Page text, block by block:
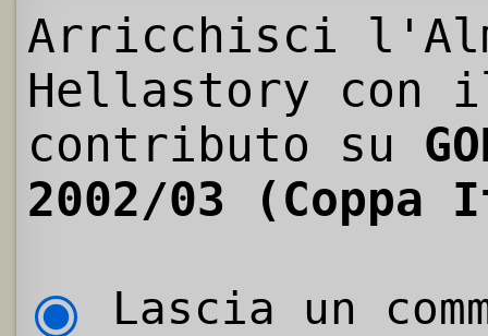
Arricchisci
Hellastory con
contributo su
2002/03
Lascia un